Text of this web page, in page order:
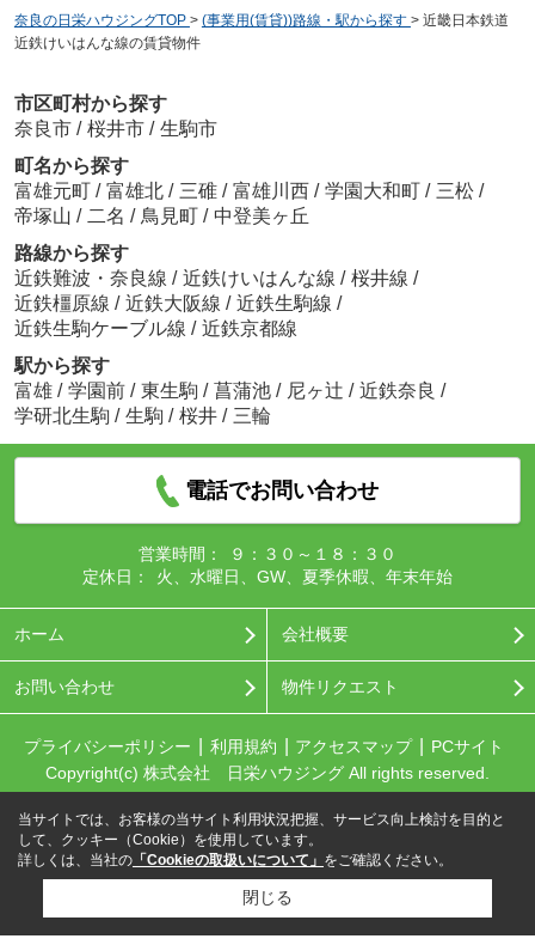
奈良の日栄ハウジングTOP > (事業用(賃貸))路線・駅から探す > 近畿日本鉄道
近鉄けいはんな線の賃貸物件
市区町村から探す
奈良市 / 桜井市 / 生駒市
町名から探す
富雄元町 / 富雄北 / 三碓 / 富雄川西 / 学園大和町 / 三松 /
帝塚山 / 二名 / 鳥見町 / 中登美ヶ丘
路線から探す
近鉄難波・奈良線 / 近鉄けいはんな線 / 桜井線 /
近鉄橿原線 / 近鉄大阪線 / 近鉄生駒線 /
近鉄生駒ケーブル線 / 近鉄京都線
駅から探す
富雄 / 学園前 / 東生駒 / 菖蒲池 / 尼ヶ辻 / 近鉄奈良 /
学研北生駒 / 生駒 / 桜井 / 三輪
電話でお問い合わせ
営業時間：
９：３０～１８：３０
定休日：
火、水曜日、GW、夏季休暇、年末年始
ホーム 会社概要
お問い合わせ 物件リクエスト
プライバシーポリシー 利用規約 アクセスマップ
PCサイト
Copyright(c) 株式会社 日栄ハウジング All rights reserved.
当サイトでは、お客様の当サイト利用状況把握、サービス向上検討を目的と
して、クッキー（Cookie）を使用しています。
詳しくは、当社の 「Cookieの取扱いについて」 をご確認ください。
閉じる